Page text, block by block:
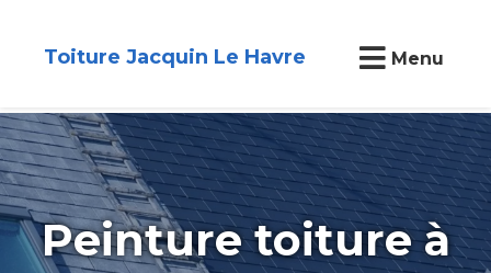
Toiture Jacquin Le Havre Menu
Peinture toiture à